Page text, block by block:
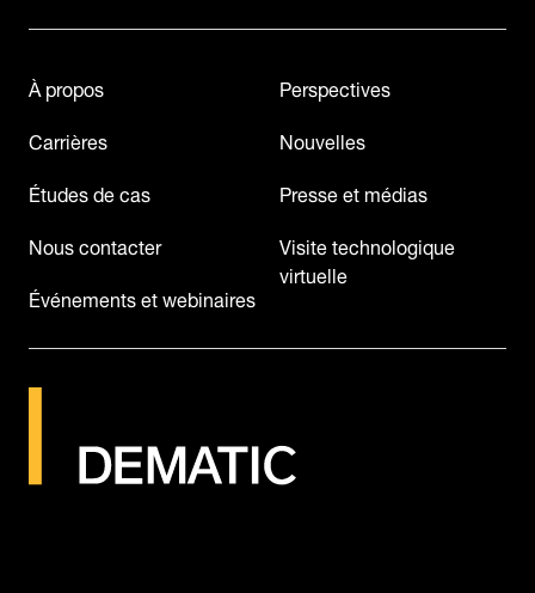
À propos
Carrières
Études de cas
Nous contacter
Événements et webinaires
Perspectives
Nouvelles
Presse et médias
Visite technologique
virtuelle